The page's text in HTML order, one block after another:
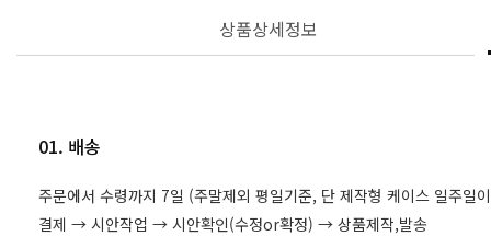
상품상세정보
01. 배송
주문에서 수령까지 7일 (주말제외 평일기준, 단 제작형 케이스 일주일
결제 → 시안작업 → 시안확인(수정or확정) → 상품제작,발송